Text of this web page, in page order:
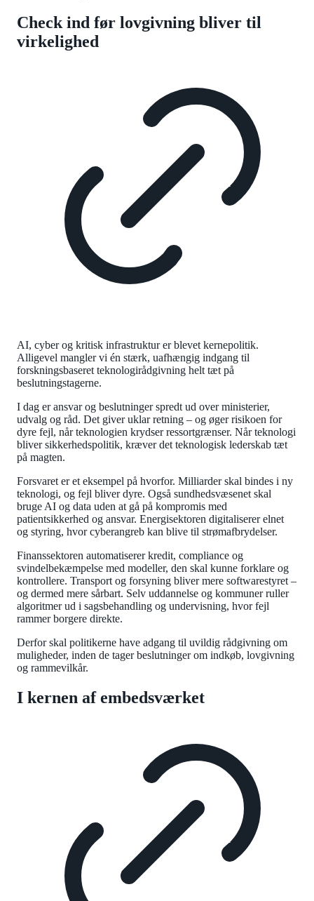
Check ind før lovgivning bliver til
virkelighed
AI, cyber og kritisk infrastruktur er blevet kernepolitik.
Alligevel mangler vi én stærk, uafhængig indgang til
forskningsbaseret teknologirådgivning helt tæt på
beslutningstagerne.
I dag er ansvar og beslutninger spredt ud over ministerier,
udvalg og råd. Det giver uklar retning – og øger risikoen for
dyre fejl, når teknologien krydser ressortgrænser. Når teknologi
bliver sikkerhedspolitik, kræver det teknologisk lederskab tæt
på magten.
Forsvaret er et eksempel på hvorfor. Milliarder skal bindes i ny
teknologi, og fejl bliver dyre. Også sundhedsvæsenet skal
bruge AI og data uden at gå på kompromis med
patientsikkerhed og ansvar. Energisektoren digitaliserer elnet
og styring, hvor cyberangreb kan blive til strømafbrydelser.
Finanssektoren automatiserer kredit, compliance og
svindelbekæmpelse med modeller, den skal kunne forklare og
kontrollere. Transport og forsyning bliver mere softwarestyret –
og dermed mere sårbart. Selv uddannelse og kommuner ruller
algoritmer ud i sagsbehandling og undervisning, hvor fejl
rammer borgere direkte.
Derfor skal politikerne have adgang til uvildig rådgivning om
muligheder, inden de tager beslutninger om indkøb, lovgivning
og rammevilkår.
I kernen af embedsværket